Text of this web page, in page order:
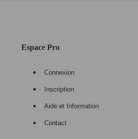
Espace Pro
Connexion
Inscription
Aide et Information
Contact